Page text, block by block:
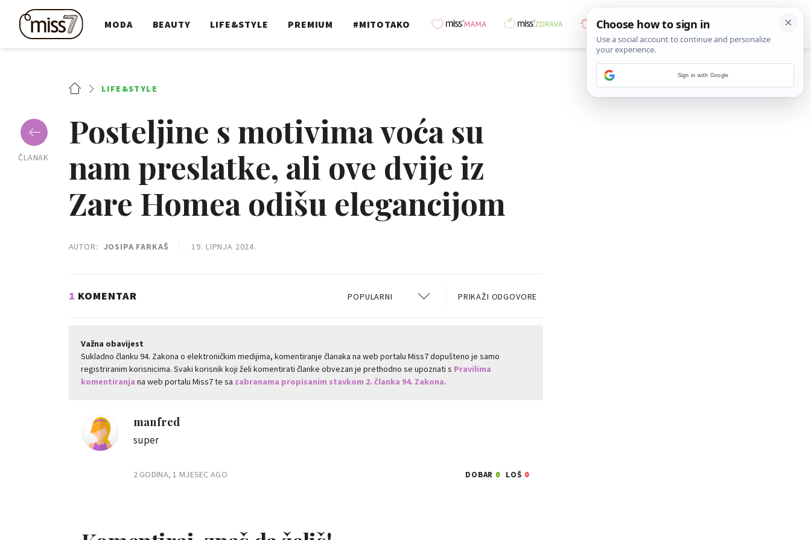
MODA BEAUTY LIFE&STYLE PREMIUM #MITOTAKO
ČLANAK
LIFE&STYLE
Posteljine s motivima voća su
nam preslatke, ali ove dvije iz
Zare Homea odišu elegancijom
AUTOR: JOSIPA FARKAŠ 19. LIPNJA 2024.
1 KOMENTAR PRIKAŽI ODGOVORE
POPULARNI
Važna obavijest
Sukladno članku 94. Zakona o elektroničkim medijima, komentiranje članaka na web portalu Miss7 dopušteno je samo
registriranim korisnicima. Svaki korisnik koji želi komentirati članke obvezan je prethodno se upoznati s Pravilima
komentiranja na web portalu Miss7 te sa zabranama propisanim stavkom 2. članka 94. Zakona.
manfred
super
2 GODINA, 1 MJESEC AGO DOBAR 0 LOŠ 0
Sign in with Google